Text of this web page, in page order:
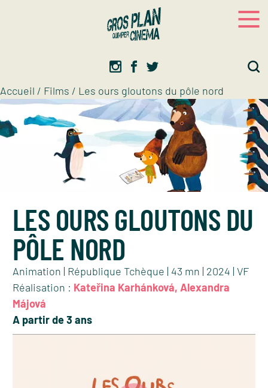
Accueil / Films / Les ours gloutons du pôle nord
LES OURS GLOUTONS DU
PÔLE NORD
Animation | République Tchèque | 43 mn | 2024 | VF
Réalisation : Kateřina Karhánková, Alexandra
Májová
A partir de 3 ans